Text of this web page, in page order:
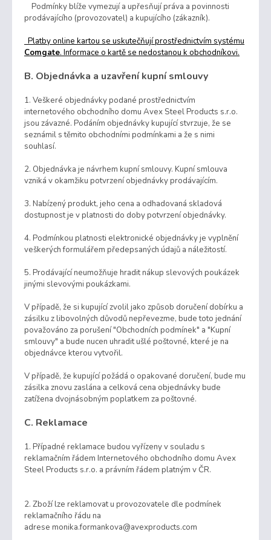
Podmínky blíže vymezují a upřesňují práva a povinnosti
prodávajícího (provozovatel) a kupujícího (zákazník).
Platby online kartou se uskutečňují prostřednictvím systému
Comgate. Informace o kartě se nedostanou k obchodníkovi.
B. Objednávka a uzavření kupní smlouvy
1. Veškeré objednávky podané prostřednictvím
internetového obchodního domu Avex Steel Products s.r.o.
jsou závazné. Podáním objednávky kupující stvrzuje, že se
seznámil s těmito obchodními podmínkami a že s nimi
souhlasí.
2. Objednávka je návrhem kupní smlouvy. Kupní smlouva
vzniká v okamžiku potvrzení objednávky prodávajícím.
3. Nabízený produkt, jeho cena a odhadovaná skladová
dostupnost je v platnosti do doby potvrzení objednávky.
4. Podmínkou platnosti elektronické objednávky je vyplnění
veškerých formulářem předepsaných údajů a náležitostí.
5. Prodávající neumožňuje hradit nákup slevových poukázek
jinými slevovými poukázkami.
V případě, že si kupující zvolil jako způsob doručení dobírku a
zásilku z libovolných důvodů nepřevezme, bude toto jednání
považováno za porušení "Obchodních podmínek" a "Kupní
smlouvy" a bude nucen uhradit ušlé poštovné, které je na
objednávce kterou vytvořil.
V případě, že kupující požádá o opakované doručení, bude mu
zásilka znovu zaslána a celková cena objednávky bude
zatížena dvojnásobným poplatkem za poštovné.
C. Reklamace
1. Případné reklamace budou vyřízeny v souladu s
reklamačním řádem Internetového obchodního domu Avex
Steel Products s.r.o. a právním řádem platným v ČR.
2. Zboží lze reklamovat u provozovatele dle podmínek
reklamačního řádu na
adrese monika.formankova@avexproducts.com